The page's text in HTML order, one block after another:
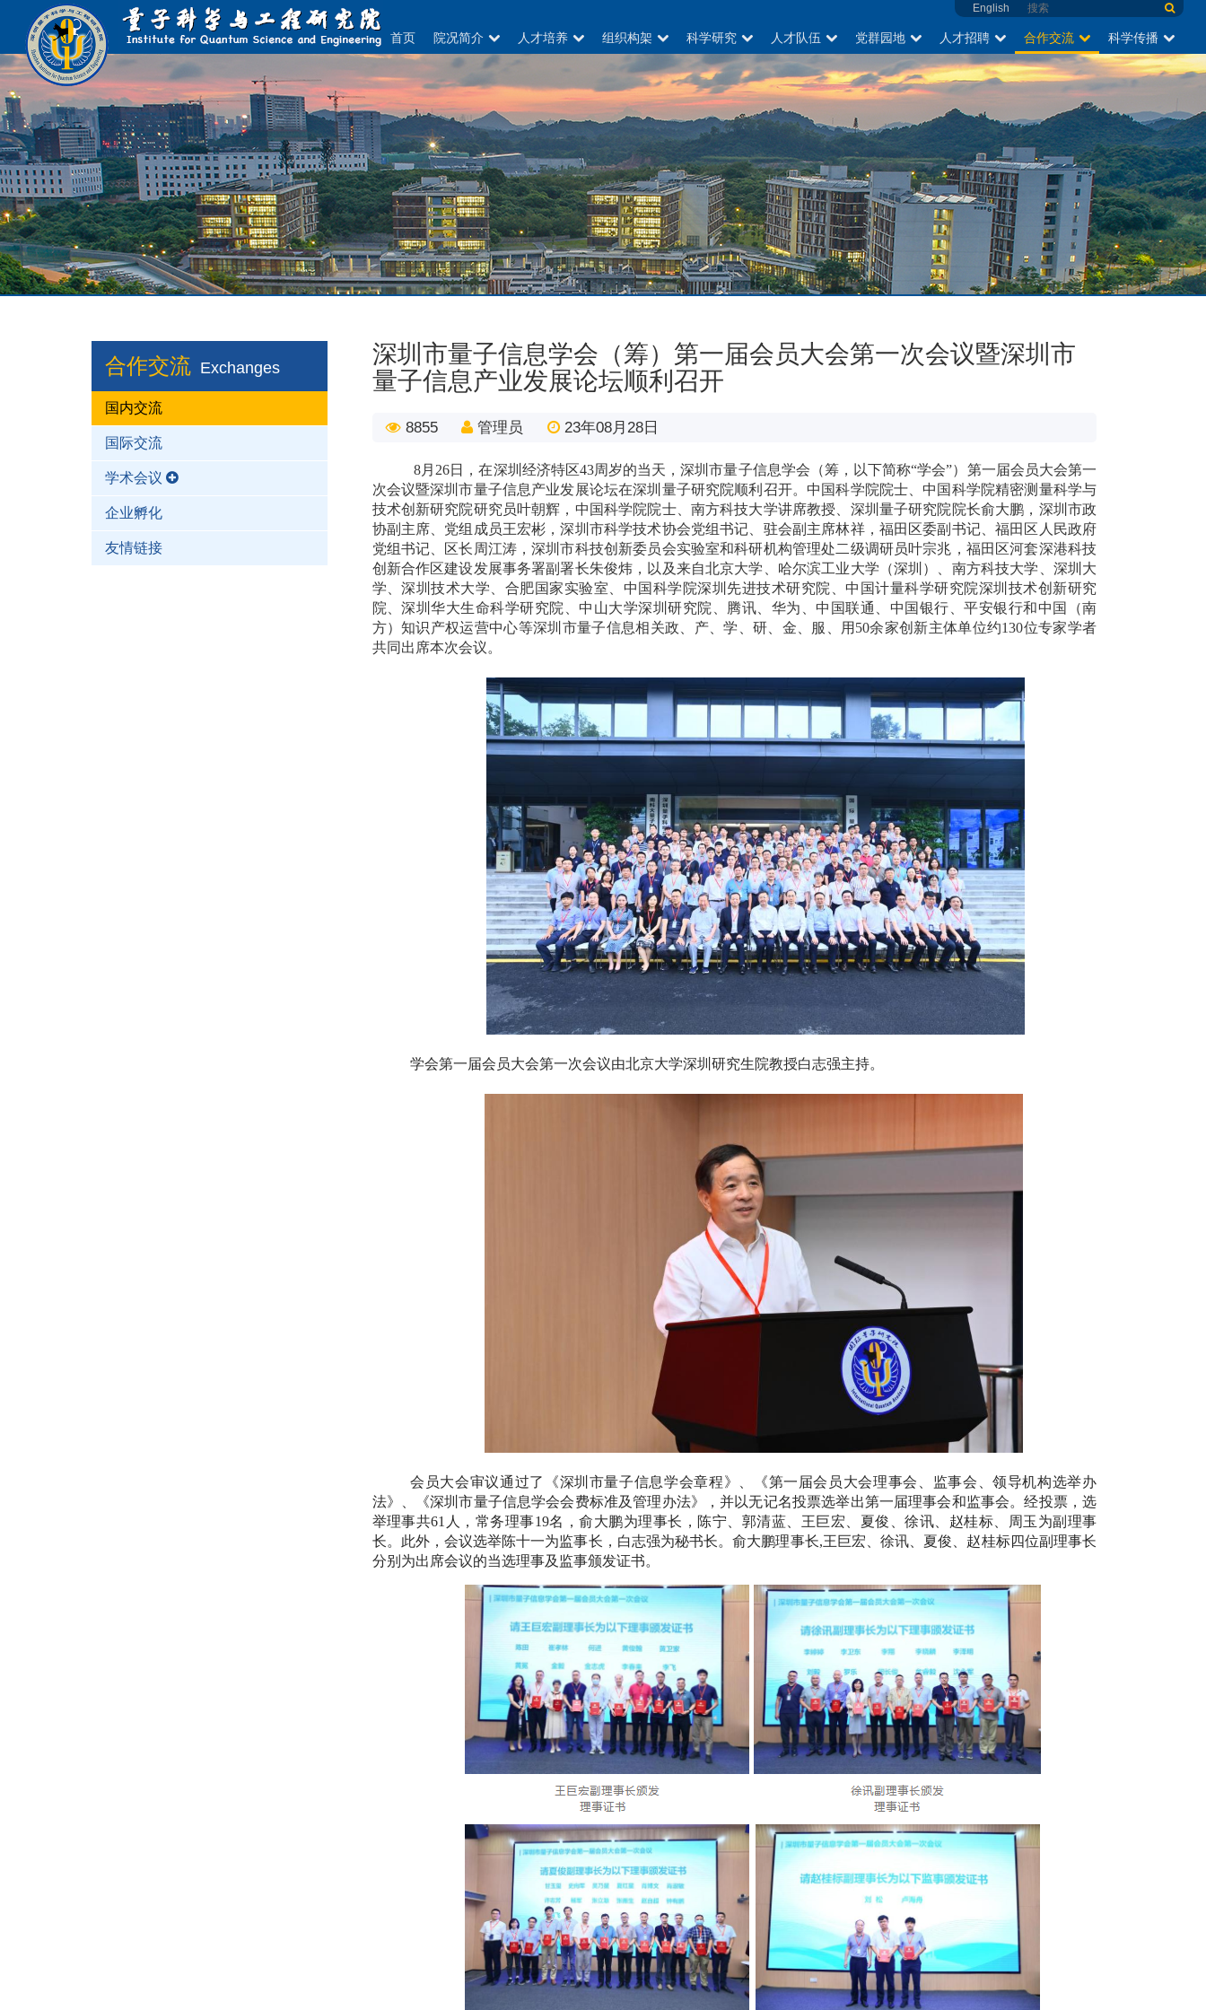
首页 院况简介 人才培养 组织构架 科学研究 人才队伍 党群园地 人才招聘 合作交流 科学传播
English
合作交流 Exchanges
国内交流
国际交流
学术会议
企业孵化
友情链接
深圳市量子信息学会（筹）第一届会员大会第一次会议暨深圳市
量子信息产业发展论坛顺利召开
8855 管理员 23年08月28日
8月26日，在深圳经济特区43周岁的当天，深圳市量子信息学会（筹，以下简称“学会”）第一届会员大会第一
次会议暨深圳市量子信息产业发展论坛在深圳量子研究院顺利召开。中国科学院院士、中国科学院精密测量科学与
技术创新研究院研究员叶朝辉，中国科学院院士、南方科技大学讲席教授、深圳量子研究院院长俞大鹏，深圳市政
协副主席、党组成员王宏彬，深圳市科学技术协会党组书记、驻会副主席林祥，福田区委副书记、福田区人民政府
党组书记、区长周江涛，深圳市科技创新委员会实验室和科研机构管理处二级调研员叶宗兆，福田区河套深港科技
创新合作区建设发展事务署副署长朱俊炜，以及来自北京大学、哈尔滨工业大学（深圳）、南方科技大学、深圳大
学、深圳技术大学、合肥国家实验室、中国科学院深圳先进技术研究院、中国计量科学研究院深圳技术创新研究
院、深圳华大生命科学研究院、中山大学深圳研究院、腾讯、华为、中国联通、中国银行、平安银行和中国（南
方）知识产权运营中心等深圳市量子信息相关政、产、学、研、金、服、用50余家创新主体单位约130位专家学者
共同出席本次会议。
学会第一届会员大会第一次会议由北京大学深圳研究生院教授白志强主持。
会员大会审议通过了《深圳市量子信息学会章程》、《第一届会员大会理事会、监事会、领导机构选举办
法》、《深圳市量子信息学会会费标准及管理办法》，并以无记名投票选举出第一届理事会和监事会。经投票，选
举理事共61人，常务理事19名，俞大鹏为理事长，陈宁、郭清蓝、王巨宏、夏俊、徐讯、赵桂标、周玉为副理事
长。此外，会议选举陈十一为监事长，白志强为秘书长。俞大鹏理事长,王巨宏、徐讯、夏俊、赵桂标四位副理事长
分别为出席会议的当选理事及监事颁发证书。